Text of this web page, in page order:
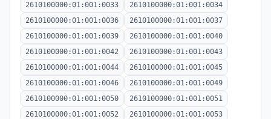
2610100000:01:001:0033
2610100000:01:001:0034
2610100000:01:001:0036
2610100000:01:001:0037
2610100000:01:001:0039
2610100000:01:001:0040
2610100000:01:001:0042
2610100000:01:001:0043
2610100000:01:001:0044
2610100000:01:001:0045
2610100000:01:001:0046
2610100000:01:001:0049
2610100000:01:001:0050
2610100000:01:001:0051
2610100000:01:001:0052
2610100000:01:001:0053